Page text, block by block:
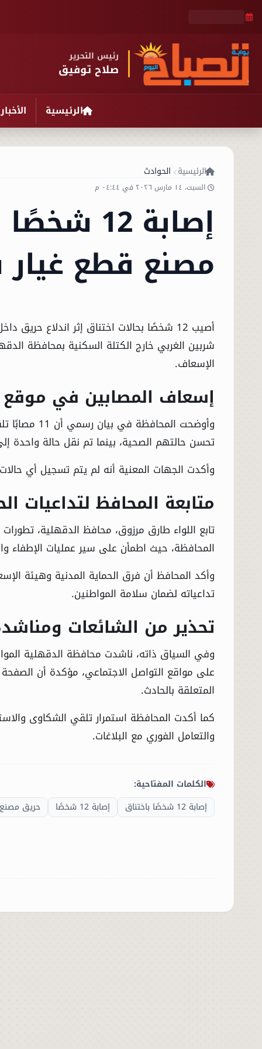
رئيس التحرير
صلاح توفيق
الرئيسية الأخبار
الرئيسية الحوادث
السبت، ١٤ مارس ٢٠٢٦ في ٠٤:٤٤ م
إصابة
مصنع قطع غيار
أصيب 12 شخصًا بحالات اختناق إثر اندلاع
شربين الغربي خارج الكتلة السكنية بمحافظة
الإسعاف.
إسعاف المصابين في موقع
وأوضحت
تحسن حالتهم الصحية، بينما تم نقل حالة واحدة
وأكدت الجهات المعنية أنه لم يتم تسجيل أي
متابعة المحافظ لتداعيات
تابع اللواء طارق مرزوق، محافظ الدقهلية،
المحافظة، حيث اطمأن على سير عمليات الإطفاء
وأكد المحافظ أن فرق الحماية المدنية وهيئة
تداعياته لضمان سلامة المواطنين.
تحذير من الشائعات
وفي السياق ذاته، ناشدت محافظة الدقهلية
على مواقع التواصل الاجتماعي، مؤكدة أن
المتعلقة بالحادث.
كما أكدت المحافظة استمرار تلقي الشكاوى
والتعامل الفوري مع البلاغات.
الكلمات المفتاحية:
إصابة 12 شخصًا باختناق
إصابة 12 شخصًا حريق مصنع